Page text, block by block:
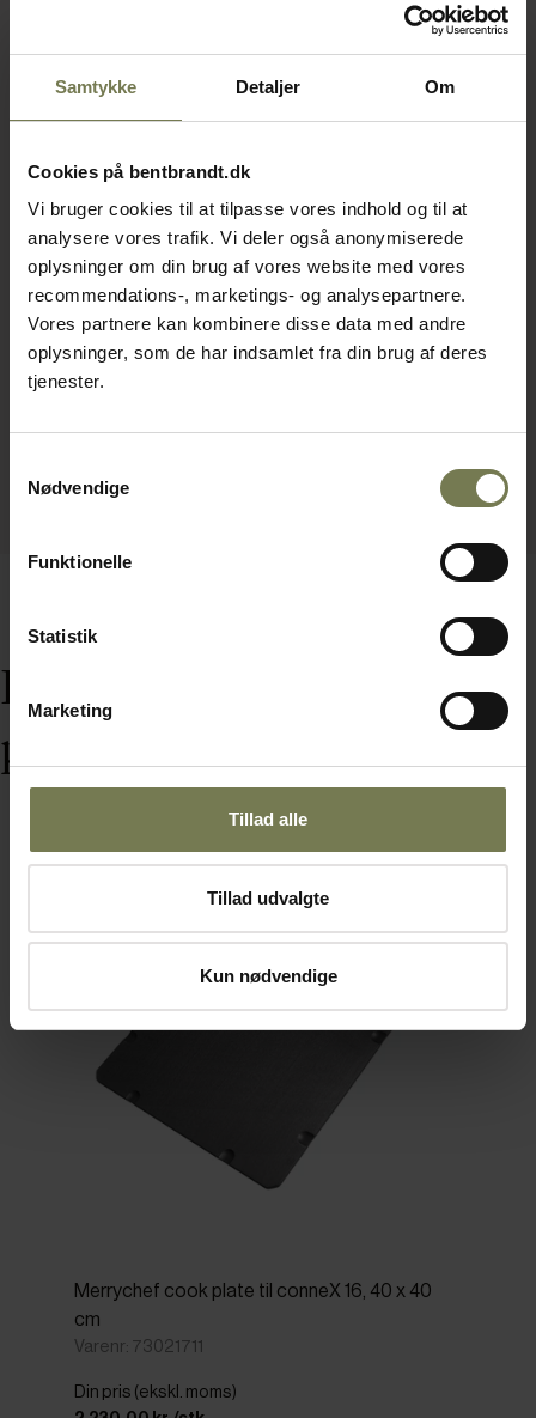
Samtykke Detaljer Om
Cookies på bentbrandt.dk
Vi bruger cookies til at tilpasse vores indhold og til at
analysere vores trafik. Vi deler også anonymiserede
oplysninger om din brug af vores website med vores
recommendations-, marketings- og analysepartnere.
Vores partnere kan kombinere disse data med andre
oplysninger, som de har indsamlet fra din brug af deres
tjenester.
Nødvendige
Funktionelle
Statistik
Marketing
Tillad alle
Tillad udvalgte
Kun nødvendige
Dine senest sete
produkter
Merrychef cook plate til conneX 16, 40 x 40
cm
Varenr: 73021711
Din pris (ekskl. moms)